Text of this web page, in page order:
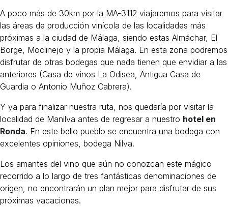
A poco más de 30km por la MA-3112 viajaremos para visitar
las áreas de producción vinícola de las localidades más
próximas a la ciudad de Málaga, siendo estas Almáchar, El
Borge, Moclinejo y la propia Málaga. En esta zona podremos
disfrutar de otras bodegas que nada tienen que envidiar a las
anteriores (Casa de vinos La Odisea, Antigua Casa de
Guardia o Antonio Muñoz Cabrera).
Y ya para finalizar nuestra ruta, nos quedaría por visitar la
localidad de Manilva antes de regresar a nuestro hotel en
Ronda. En este bello pueblo se encuentra una bodega con
excelentes opiniones, bodega Nilva.
Los amantes del vino que aún no conozcan este mágico
recorrido a lo largo de tres fantásticas denominaciones de
orígen, no encontrarán un plan mejor para disfrutar de sus
próximas vacaciones.